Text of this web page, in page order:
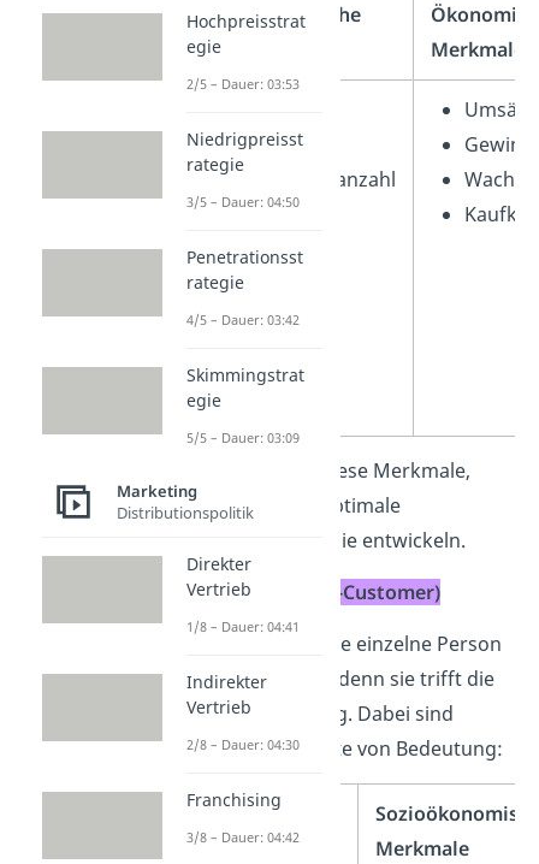
Organisatorische
Merkmale
Merkmale
Firmensitz
Mitarbeiteranzahl
Marktanteil
Gewinn
Betrachtest du diese Merkmale,
kannst du eine optimale
Marketingstrategie entwickeln.
B2C (Business-to-Customer)
steht die einzelne Person
im Vordergrund, denn sie trifft die
Kaufentscheidung. Dabei sind
folgenden Aspekte von Bedeutung:
Demografische
Merkmale
Merkmale
Hochpreisstrat
egie
2/5 – Dauer: 03:53
Niedrigpreisst
rategie
3/5 – Dauer: 04:50
Penetrationsst
rategie
4/5 – Dauer: 03:42
Skimmingstrat
egie
5/5 – Dauer: 03:09
Marketing
Distributionspolitik
Direkter
Vertrieb
1/8 – Dauer: 04:41
Indirekter
Vertrieb
2/8 – Dauer: 04:30
Franchising
3/8 – Dauer: 04:42